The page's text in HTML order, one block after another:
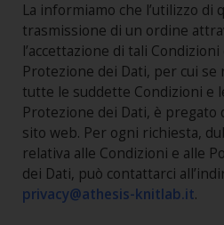
La informiamo che l’utilizzo di
trasmissione di un ordine
l’accettazione di tali
Protezione dei Dati, per cui se
tutte le suddette Condizioni e
Protezione dei Dati, è
sito web. Per ogni richiesta,
relativa alle Condizioni e alle
dei Dati, può contattarci
privacy@athesis-knitlab.it.